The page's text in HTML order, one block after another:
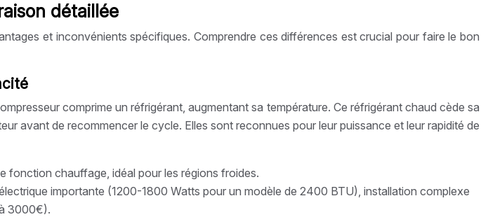
détaillée
et inconvénients spécifiques. Comprendre ces différences est crucial pour faire le bon
comprime un réfrigérant, augmentant sa température. Ce réfrigérant chaud cède sa
avant de recommencer le cycle. Elles sont reconnues pour leur puissance et leur rapidité de
fonction chauffage, idéal pour les régions froides.
importante (1200-1800 Watts pour un modèle de 2400 BTU), installation complexe
3000€).